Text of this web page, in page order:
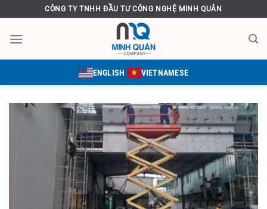
qua
nội
CÔNG TY TNHH ĐẦU TƯ CÔNG NGHỆ MINH QUÂN
ENGLISH VIETNAMESE